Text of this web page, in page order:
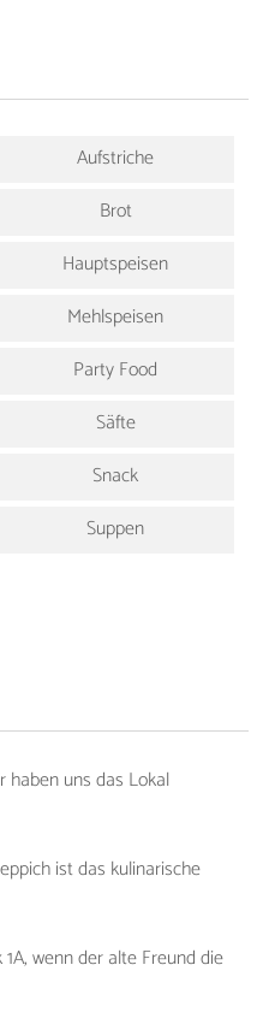
Aufstriche
Brot
Hauptspeisen
Mehlspeisen
Party Food
Säfte
Snack
Suppen
haben uns das Lokal
ist das kulinarische
wenn der alte Freund die